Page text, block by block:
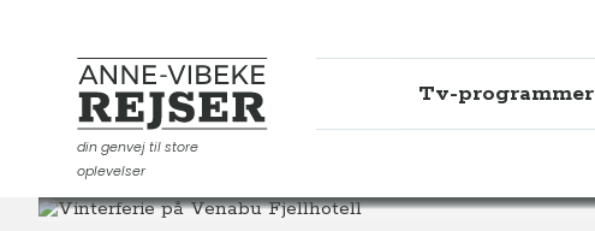
Anne-Vibeke Rejser
din genvej til store
oplevelser
Tv-programmer
Destinationer